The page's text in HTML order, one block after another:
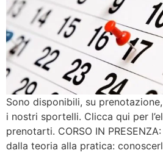
Sono disponibili, su
i nostri sportelli. Clicca qui per
prenotarti. CORSO IN
dalla teoria alla pratica: